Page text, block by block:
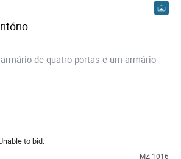
de quatro portas e um armário
to bid.
MZ-1016